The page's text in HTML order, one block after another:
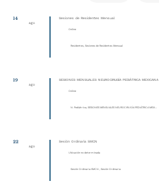
14
ago
Sesiones de Residentes Mensual
Online
Residentes, Sesiones de Residentes Mensual
19
ago
SESIONES MENSUALES NEUROCIRUGÍA PEDIÁTRICA MEXICANA
Online
N. Pediátrica, SESIONES MENSUALES NEUROCIRUGÍA PEDIÁTRICA MEXI...
22
ago
Sesión Ordinaria SMCN
Ubicación no determinada
Sesión Ordinaria SMCN , Sesión Ordinaria